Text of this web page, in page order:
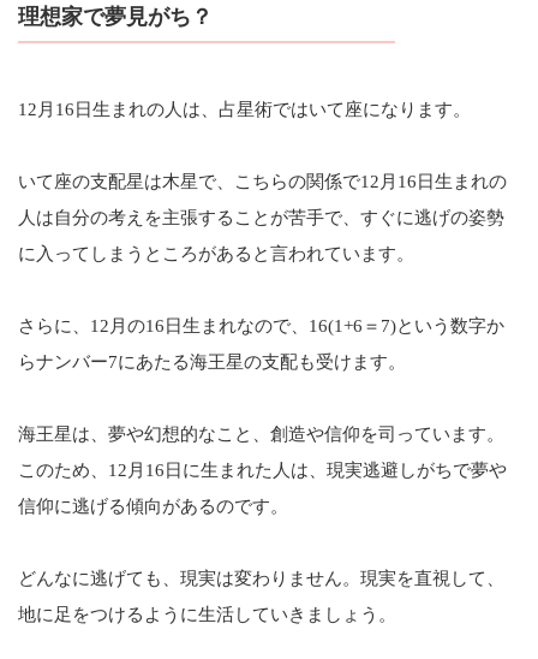
理想家で夢見がち？
12月16日生まれの人は、占星術ではいて座になります。
いて座の支配星は木星で、こちらの関係で12月16日生まれの
人は自分の考えを主張することが苦手で、すぐに逃げの姿勢
に入ってしまうところがあると言われています。
さらに、12月の16日生まれなので、16(1+6＝7)という数字か
らナンバー7にあたる海王星の支配も受けます。
海王星は、夢や幻想的なこと、創造や信仰を司っています。
このため、12月16日に生まれた人は、現実逃避しがちで夢や
信仰に逃げる傾向があるのです。
どんなに逃げても、現実は変わりません。現実を直視して、
地に足をつけるように生活していきましょう。